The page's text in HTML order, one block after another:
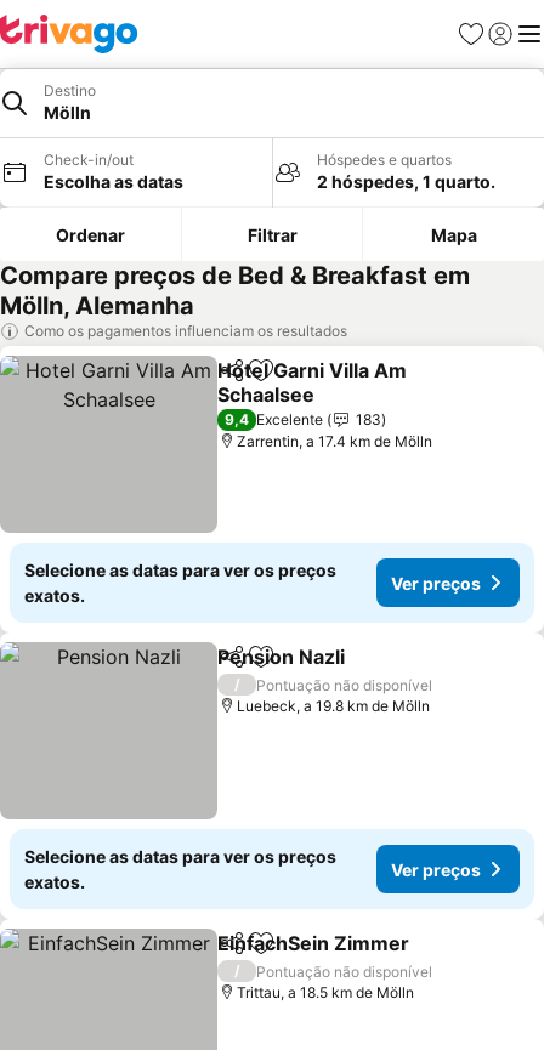
Favoritos
Iniciar
Destino
Mölln
Check-in/out
Escolha as datas
Hóspedes e quartos
2 hóspedes, 1 quarto.
Ordenar Filtrar Mapa
Compare preços de Bed & Breakfast em
Mölln, Alemanha
Como os pagamentos influenciam os resultados
PartilharAdicionar aos favoritos
Hotel Garni Villa Am
Schaalsee
9,4 Excelente
183
Zarrentin, a 17.4 km de Mölln
Selecione as datas para ver os preços
exatos.
Ver preços
PartilharAdicionar aos favoritos
Pension Nazli
/
Pontuação não disponível
Luebeck, a 19.8 km de Mölln
Selecione as datas para ver os preços
exatos.
Ver preços
PartilharAdicionar aos favoritos
EinfachSein Zimmer
/
Pontuação não disponível
Trittau, a 18.5 km de Mölln